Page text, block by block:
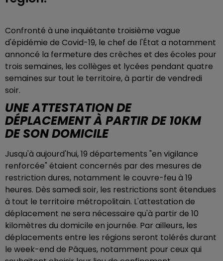
Confronté à une inquiétante troisième vague
d'épidémie de Covid-19, le chef de l'État a notamment
annoncé la fermeture des crèches et des écoles pour
trois semaines, les collèges et lycées pendant quatre
semaines sur tout le territoire, à partir de vendredi
soir.
UNE ATTESTATION DE
DÉPLACEMENT À PARTIR DE 10KM
DE SON DOMICILE
Jusqu'à aujourd'hui, 19 départements "en vigilance
renforcée" étaient concernés par des mesures de
restriction dures, notamment le couvre-feu à 19
heures. Dès samedi soir, les restrictions sont étendues
à tout le territoire métropolitain. L'attestation de
déplacement ne sera nécessaire qu'à partir de 10
kilomètres du domicile en journée. Par ailleurs, les
déplacements entre les régions seront tolérés durant
le week-end de Pâques, notamment pour ceux qui